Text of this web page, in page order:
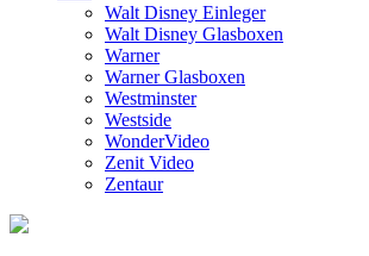
Walt Disney Einleger
Walt Disney Glasboxen
Warner
Warner Glasboxen
Westminster
Westside
WonderVideo
Zenit Video
Zentaur